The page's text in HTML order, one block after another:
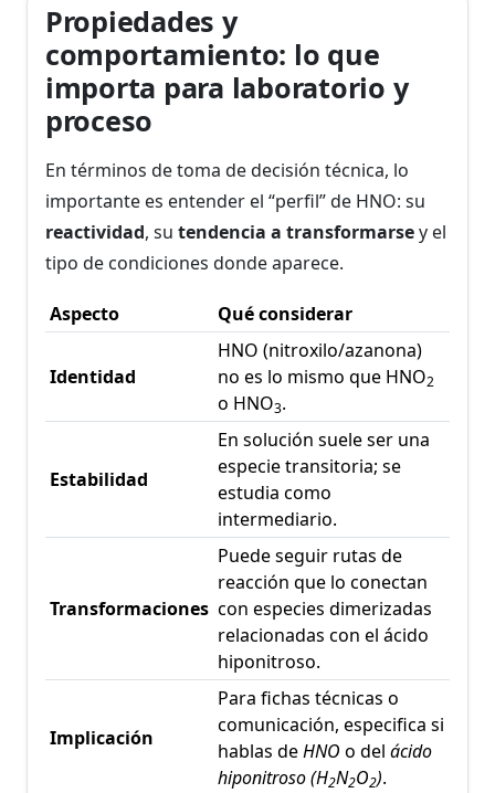
Propiedades y
comportamiento: lo que
importa para laboratorio y
proceso
En términos de toma de decisión técnica, lo
importante es entender el “perfil” de HNO: su
reactividad, su tendencia a transformarsey el
tipo de condiciones donde aparece.
Aspecto Qué considerar
Identidad
HNO (nitroxilo/azanona)
no es lo mismo que HNO2
o HNO3.
Estabilidad
En solución suele ser una
especie transitoria; se
estudia como
intermediario.
Transformaciones
Puede seguir rutas de
reacción que lo conectan
con especies dimerizadas
relacionadas con el ácido
hiponitroso.
Implicación
Para fichas técnicas o
comunicación, especifica si
hablas deHNO o del ácido
hiponitroso (H2N2O2).